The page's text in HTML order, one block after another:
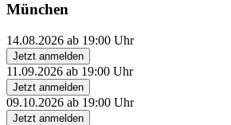
München
14.08.2026 ab 19:00 Uhr
Jetzt anmelden
11.09.2026 ab 19:00 Uhr
Jetzt anmelden
09.10.2026 ab 19:00 Uhr
Jetzt anmelden